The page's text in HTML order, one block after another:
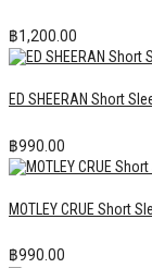
฿1,200.00
ED SHEERAN Short
฿990.00
MOTLEY CRUE Short
฿990.00